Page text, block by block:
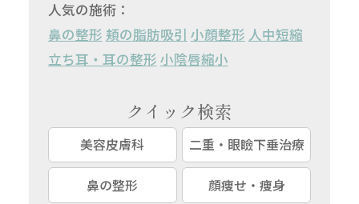
人気の施術：
鼻の整形 頬の脂肪吸引 小顔整形 人中短縮
立ち耳・耳の整形 小陰唇縮小
クイック検索
美容皮膚科 二重・眼瞼下垂治療
鼻の整形 顔痩せ・痩身